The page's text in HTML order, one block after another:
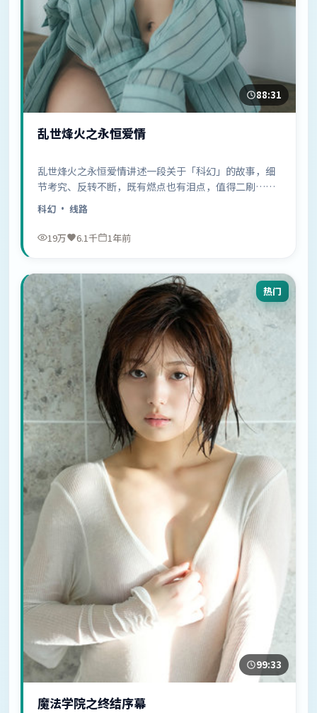
88:31
乱世烽火之永恒爱情
乱世烽火之永恒爱情讲述一段关于「科幻」的故事，细
节考究、反转不断，既有燃点也有泪点，值得二刷……
科幻 · 线路
19万 6.1千 1年前
热门
99:33
魔法学院之终结序幕